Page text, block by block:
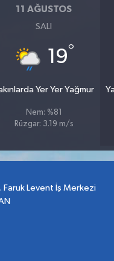
11 AĞUSTOS
SALI
19°
Yer Yer Yağmur
Nem: %81
Rüzgar: 3.19 m/s
Faruk Levent İş Merkezi